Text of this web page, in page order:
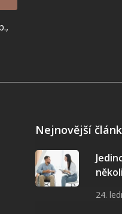
Nejnovější
24.